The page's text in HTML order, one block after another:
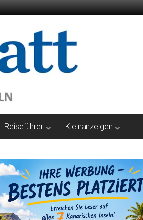
Reiseführer Kleinanzeigen